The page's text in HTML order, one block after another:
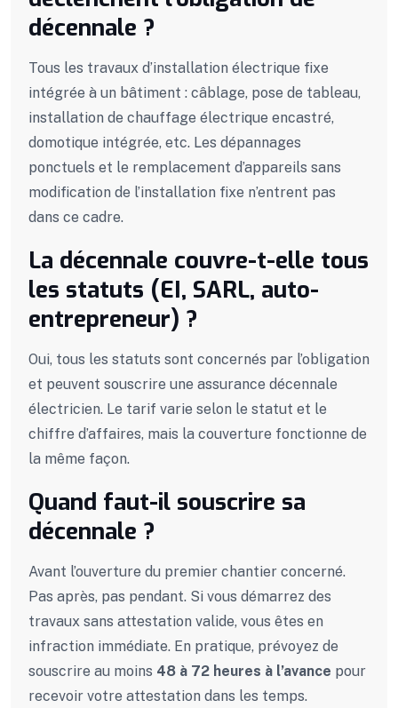
décennale ?
Tous les travaux d’installation électrique fixe
intégrée à un bâtiment : câblage, pose de tableau,
installation de chauffage électrique encastré,
domotique intégrée, etc. Les dépannages
ponctuels et le remplacement d’appareils sans
modification de l’installation fixe n’entrent pas
dans ce cadre.
La décennale couvre-t-elle tous
les statuts (EI, SARL, auto-
entrepreneur) ?
Oui, tous les statuts sont concernés par l’obligation
et peuvent souscrire une assurance décennale
électricien. Le tarif varie selon le statut et le
chiffre d’affaires, mais la couverture fonctionne de
la même façon.
Quand faut-il souscrire sa
décennale ?
Avant l’ouverture du premier chantier concerné.
Pas après, pas pendant. Si vous démarrez des
travaux sans attestation valide, vous êtes en
infraction immédiate. En pratique, prévoyez de
souscrire au moins 48 à 72 heures à l’avance pour
recevoir votre attestation dans les temps.